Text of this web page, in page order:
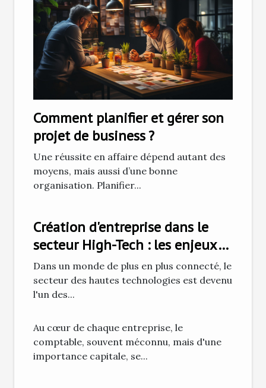
Comment planifier et gérer son
projet de business ?
Une réussite en affaire dépend autant des
moyens, mais aussi d’une bonne
organisation. Planifier...
Création d'entreprise dans le
secteur High-Tech : les enjeux
et défis
Dans un monde de plus en plus connecté, le
secteur des hautes technologies est devenu
l'un des...
Au cœur de chaque entreprise, le
comptable, souvent méconnu, mais d'une
importance capitale, se...